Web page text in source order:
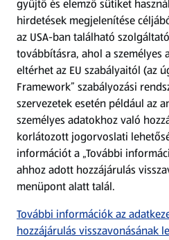
Árcsökkentés
Adattörlő alkalmazás
Szervizpont
(új oldalon nyílik meg)
Fedezz fel minket az
Töltsd le az ALDI
gyűjtő és elemző sütiket
hirdetések megjelenítése
az USA-ban található
továbbításra, ahol a személyes
eltérhet az EU szabályaitól (az
Framework” szabályozási
szervezetek esetén például az
személyes adatokhoz való
korlátozott jogorvoslati
információt a „További
ahhoz adott hozzájárulás
menüpont alatt talál.
További információk az
hozzájárulás visszavonásának